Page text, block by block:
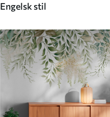
Engelsk stil